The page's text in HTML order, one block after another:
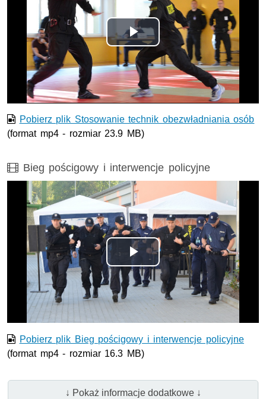
Odtwórz
wideo
Pobierz plik Stosowanie technik obezwładniania osób
(format mp4 - rozmiar 23.9 MB)
Film
Bieg pościgowy i interwencje policyjne
Odtwórz
wideo
Pobierz plik Bieg pościgowy i interwencje policyjne
(format mp4 - rozmiar 16.3 MB)
↓ Pokaż informacje dodatkowe ↓